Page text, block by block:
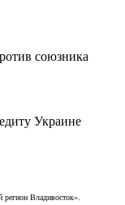
союзника
Украине
регион Владивосток».